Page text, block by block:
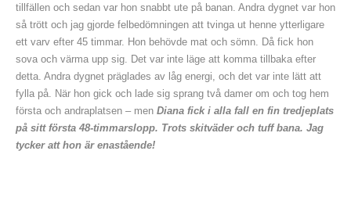
tillfällen och sedan var hon snabbt ute på banan. Andra dygnet var hon
så trött och jag gjorde felbedömningen att tvinga ut henne ytterligare
ett varv efter 45 timmar. Hon behövde mat och sömn. Då fick hon
sova och värma upp sig. Det var inte läge att komma tillbaka efter
detta. Andra dygnet präglades av låg energi, och det var inte lätt att
fylla på. När hon gick och lade sig sprang två damer om och tog hem
första och andraplatsen – men Diana fick i alla fall en fin tredjeplats
på sitt första 48-timmarslopp. Trots skitväder och tuff bana. Jag
tycker att hon är enastående!